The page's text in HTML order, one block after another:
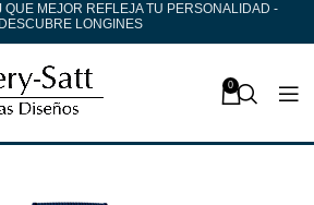
QUE MEJOR REFLEJA TU PERSONALIDAD -
DESCUBRE LONGINES
0